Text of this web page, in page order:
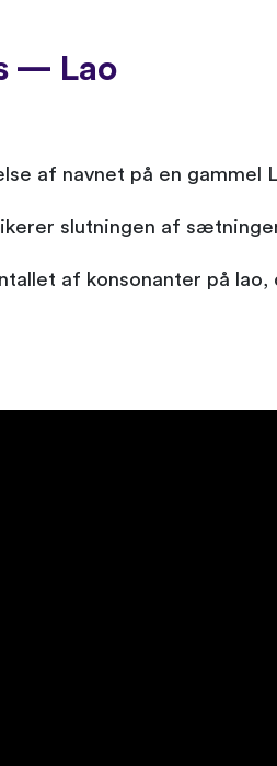
— Lao
af navnet på en gammel
slutningen af
af konsonanter på lao,